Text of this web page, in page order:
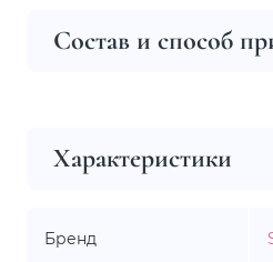
Состав и способ
Характеристики
Бренд